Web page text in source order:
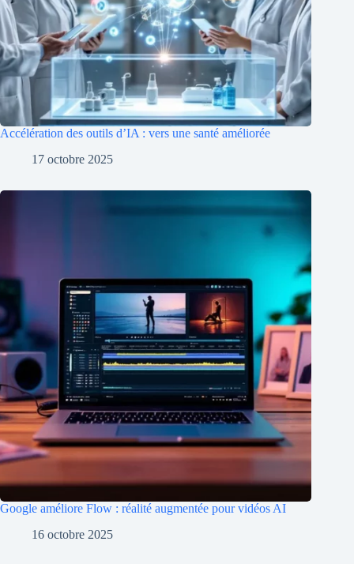
Accélération des outils d’IA : vers une santé améliorée
17 octobre 2025
Google améliore Flow : réalité augmentée pour vidéos AI
16 octobre 2025